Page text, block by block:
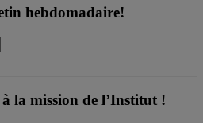
hebdomadaire!
la mission de l’Institut !